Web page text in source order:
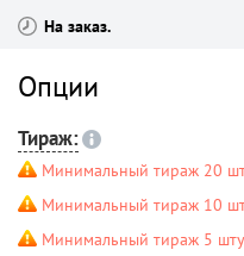
На заказ
Опции
Тираж:
Минимальный тираж 20
Минимальный тираж 10
Минимальный тираж 5